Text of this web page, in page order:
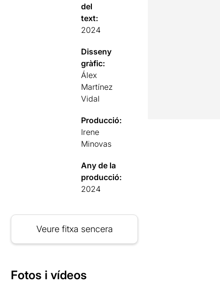
del
text:
2024
Disseny
gràfic:
Álex
Martínez
Vidal
Producció:
Irene
Minovas
Any de la
producció:
2024
Veure fitxa sencera
Fotos i vídeos